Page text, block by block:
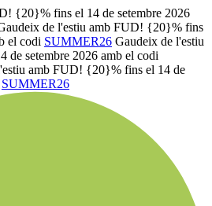
{20}% fins el 14 de setembre 2026
de l'estiu amb FUD! {20}% fins
el codi SUMMER26 Gaudeix de l'estiu
setembre 2026 amb el codi
amb FUD! {20}% fins el 14 de
SUMMER26